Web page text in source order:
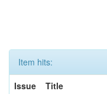
Item hits:
Issue
Title